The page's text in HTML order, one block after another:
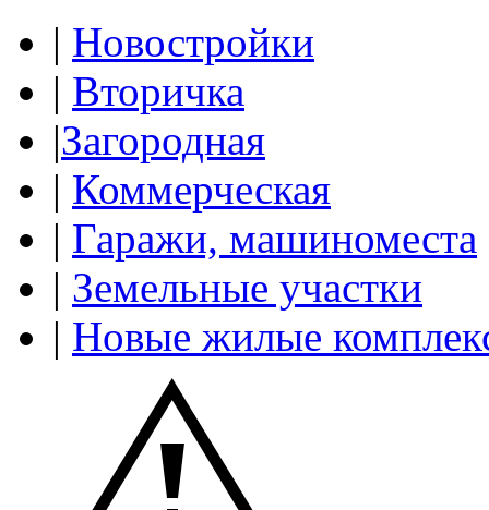
| Новостройки
| Вторичка
|Загородная
| Коммерческая
| Гаражи, машиноместа
| Земельные участки
| Новые жилые